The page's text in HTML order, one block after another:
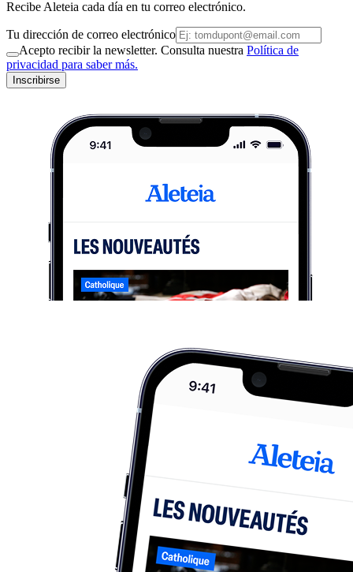
Recibe Aleteia cada día en tu correo electrónico.
Tu dirección de correo electrónico
Acepto recibir la newsletter. Consulta nuestra Política de
privacidad para saber más.
Inscribirse